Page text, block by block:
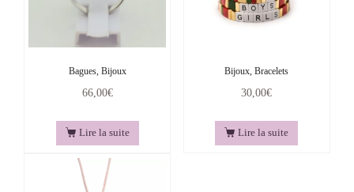
Bagues, Bijoux
66,00€
Lire la suite
Bijoux, Bracelets
30,00€
Lire la suite